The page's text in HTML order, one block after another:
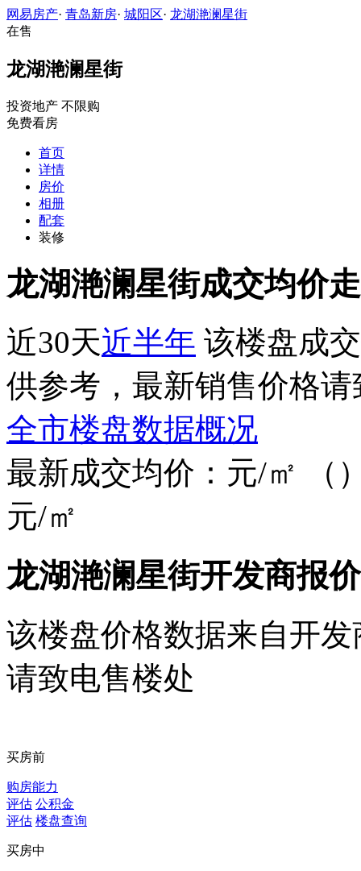
网易房产· 青岛新房· 城阳区· 龙湖滟澜星街
在售
龙湖滟澜星街
投资地产 不限购
免费看房
首页
详情
房价
相册
配套
装修
龙湖滟澜星街成交均价
近30天近半年 该楼盘成
供参考，最新销售价格
全市楼盘数据概况
最新成交均价： 元/㎡ （
元/㎡
龙湖滟澜星街开发商报
该楼盘价格数据来自开
请致电售楼处
买房前
购房能力
评估 公积金
评估 楼盘查询
买房中